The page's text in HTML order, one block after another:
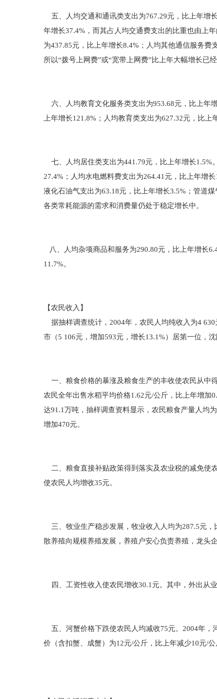
五、人均交通和通讯类支出为767.29元，比上年增
年增长37.4%，而其占人均交通费支出的比重也由上
为437.85元，比上年增长8.4%；人均其他通信服务费
所以“拨号上网费”或“宽带上网费”比上年大幅增长已
六、人均教育文化服务类支出为953.68元，比上年
上年增长121.8%；人均教育类支出为627.32元，比
七、人均居住类支出为441.79元，比上年增长1.5%
27.4%；人均水电燃料费支出为264.41元，比上年增
液化石油气支出为63.18元，比上年增长3.5%；管道
各类常耗能源的需求和消费量仍处于稳定增长中。
八、人均杂项商品和服务为290.80元，比上年增长
11.7%。
【农民收入】
据抽样调查统计，2004年，农民人均纯收入为4
市（5 106元，增加593元，增长13.1%）居第一位，
一、粮食价格的暴涨及粮食生产的丰收使农民从中
农民全年出售水稻平均价格1.62元/公斤，比上年增加
达91.1万吨，抽样调查资料显示，农民粮食产量人均
增加470元。
二、粮食直接补贴政策得到落实及农业税的减免使
使农民人均增收35元。
三、牧业生产稳步发展，牧业收入人均为287.5元，
散养殖向规模养殖发展，养殖户安心负责养殖，龙头
四、工资性收入使农民增收30.1元。其中，外出从
五、河蟹价格下跌使农民人均减收75元。2004年，
价（含扣蟹、成蟹）为12元/公斤，比上年减少10元/